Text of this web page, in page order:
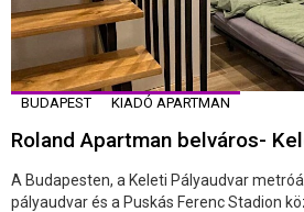
BUDAPEST KIADÓ APARTMAN
Roland Apartman belváros-
A Budapesten, a Keleti Pályaudvar
pályaudvar és a Puskás Ferenc Stadion